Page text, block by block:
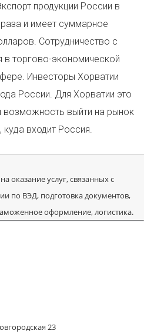
продукции России в
и имеет суммарное
Сотрудничество с
в торгово-экономической
Инвесторы Хорватии
России. Для Хорватии это
возможность выйти на рынок
входит Россия.
оказание услуг, связанных с
по ВЭД, подготовка документов,
оформление, логистика.
23